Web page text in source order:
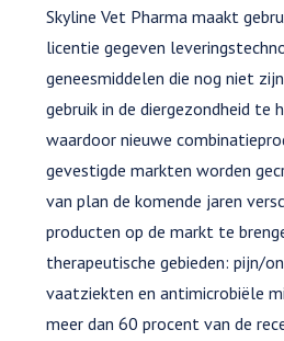
Skyline Vet Pharma maakt
licentie gegeven
geneesmiddelen die nog niet
gebruik in de diergezondheid te
waardoor nieuwe
gevestigde markten worden
van plan de komende jaren
producten op de markt te
therapeutische gebieden: pijn/
vaatziekten en antimicrobiële
meer dan 60 procent van de